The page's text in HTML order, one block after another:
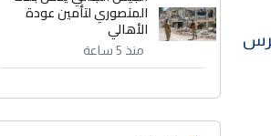
المنصوري لتأمين عودة
الأهالي
منذ 5 ساعة